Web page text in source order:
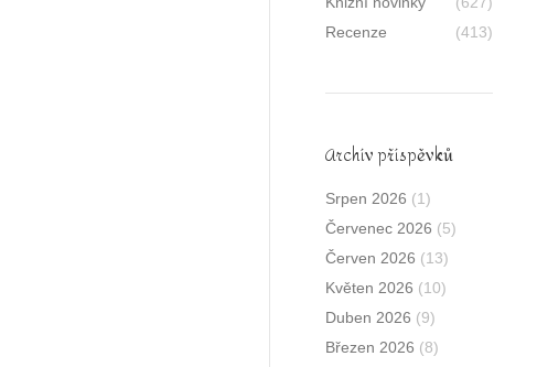
Recenze
(413)
Archív příspěvků
Srpen 2026 (1)
Červenec 2026 (5)
Červen 2026 (13)
Květen 2026 (10)
Duben 2026 (9)
Březen 2026 (8)